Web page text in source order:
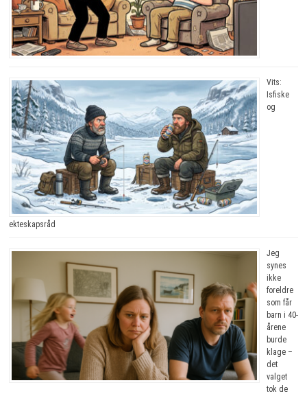
Vits:
Isfiske
og
ekteskapsråd
Jeg
synes
ikke
foreldre
som får
barn i 40-
årene
burde
klage –
det
valget
tok de